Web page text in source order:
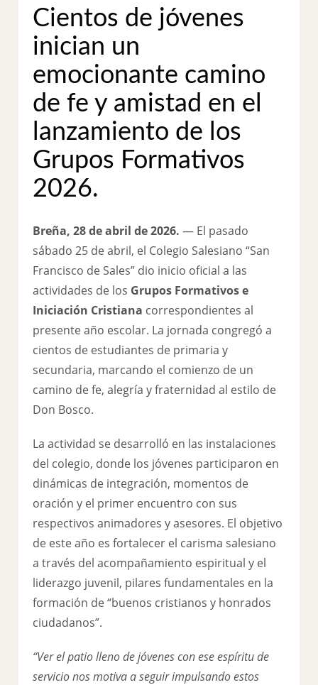
Cientos de jóvenes
inician un
emocionante camino
de fe y amistad en el
lanzamiento de los
Grupos Formativos
2026.
Breña, 28 de abril de 2026. — El pasado
sábado 25 de abril, el Colegio Salesiano “San
Francisco de Sales” dio inicio oficial a las
actividades de los Grupos Formativos e
Iniciación Cristiana correspondientes al
presente año escolar. La jornada congregó a
cientos de estudiantes de primaria y
secundaria, marcando el comienzo de un
camino de fe, alegría y fraternidad al estilo de
Don Bosco.
La actividad se desarrolló en las instalaciones
del colegio, donde los jóvenes participaron en
dinámicas de integración, momentos de
oración y el primer encuentro con sus
respectivos animadores y asesores. El objetivo
de este año es fortalecer el carisma salesiano
a través del acompañamiento espiritual y el
liderazgo juvenil, pilares fundamentales en la
formación de “buenos cristianos y honrados
ciudadanos”.
“Ver el patio lleno de jóvenes con ese espíritu de
servicio nos motiva a seguir impulsando estos